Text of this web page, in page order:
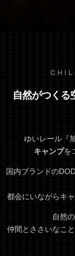
自然がつくる
ゆいレール『
キャンプを
国内ブランドの
都会にいながらキ
自然
仲間とささいなこ